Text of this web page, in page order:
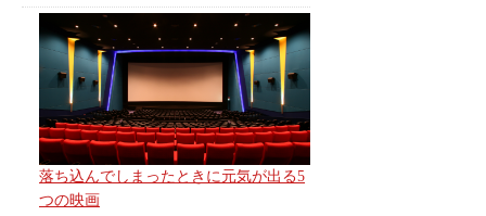
落ち込んでしまったときに元気が出る5
つの映画